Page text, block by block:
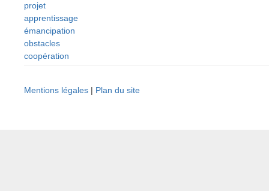
projet
apprentissage
émancipation
obstacles
coopération
Mentions légales | Plan du site